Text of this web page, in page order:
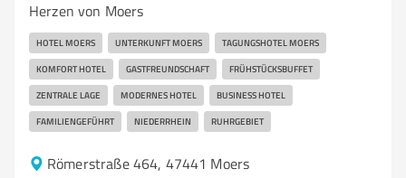
Herzen von Moers
HOTEL MOERS UNTERKUNFT MOERS TAGUNGSHOTEL MOERS
KOMFORT HOTEL GASTFREUNDSCHAFT FRÜHSTÜCKSBUFFET
ZENTRALE LAGE MODERNES HOTEL BUSINESS HOTEL
FAMILIENGEFÜHRT NIEDERRHEIN RUHRGEBIET
Römerstraße 464, 47441 Moers